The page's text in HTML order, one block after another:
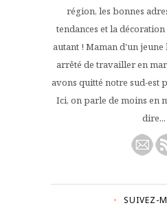
région, les bonnes
tendances et la
autant ! Maman d'un jeune
arrêté de travailler en
avons quitté notre sud-est
Ici, on parle de moins en
dire...
SUIVEZ-